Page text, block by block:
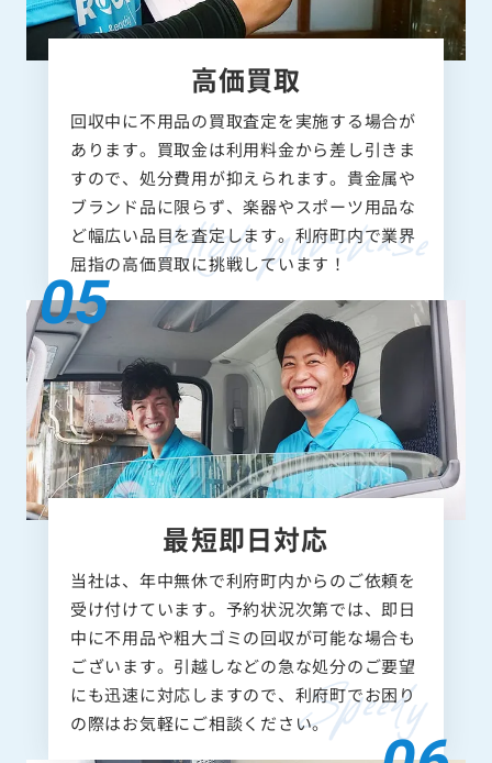
高価買取
回収中に不用品の買取査定を実施する場合が
あります。買取金は利用料金から差し引きま
すので、処分費用が抑えられます。貴金属や
ブランド品に限らず、楽器やスポーツ用品な
ど幅広い品目を査定します。利府町内で業界
屈指の高価買取に挑戦しています！
最短即日対応
当社は、年中無休で利府町内からのご依頼を
受け付けています。予約状況次第では、即日
中に不用品や粗大ゴミの回収が可能な場合も
ございます。引越しなどの急な処分のご要望
にも迅速に対応しますので、利府町でお困り
の際はお気軽にご相談ください。